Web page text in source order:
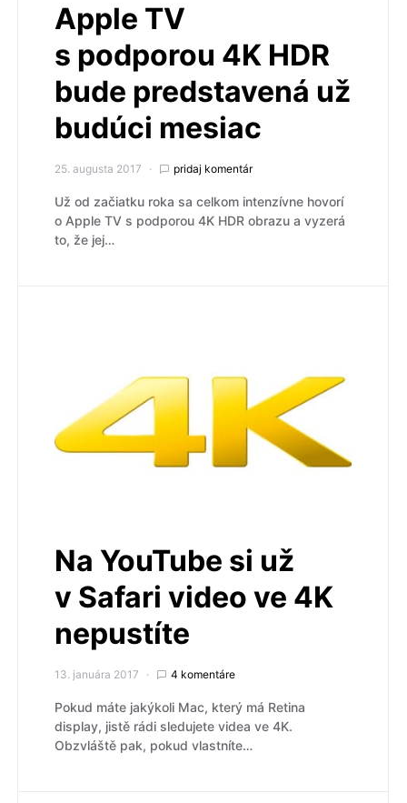
Apple TV
s podporou 4K HDR
bude predstavená už
budúci mesiac
25. augusta 2017 pridaj komentár
Už od začiatku roka sa celkom intenzívne hovorí
o Apple TV s podporou 4K HDR obrazu a vyzerá
to, že jej…
Na YouTube si už
v Safari video ve 4K
nepustíte
13. januára 2017 4 komentáre
Pokud máte jakýkoli Mac, který má Retina
display, jistě rádi sledujete videa ve 4K.
Obzvláště pak, pokud vlastníte…